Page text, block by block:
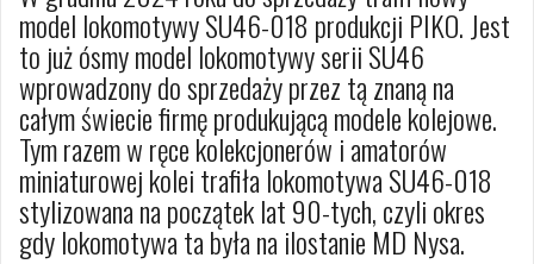
model lokomotywy SU46-018 produkcji PIKO. Jest
to już ósmy model lokomotywy serii SU46
wprowadzony do sprzedaży przez tą znaną na
całym świecie firmę produkującą modele kolejowe.
Tym razem w ręce kolekcjonerów i amatorów
miniaturowej kolei trafiła lokomotywa SU46-018
stylizowana na początek lat 90-tych, czyli okres
gdy lokomotywa ta była na ilostanie MD Nysa.